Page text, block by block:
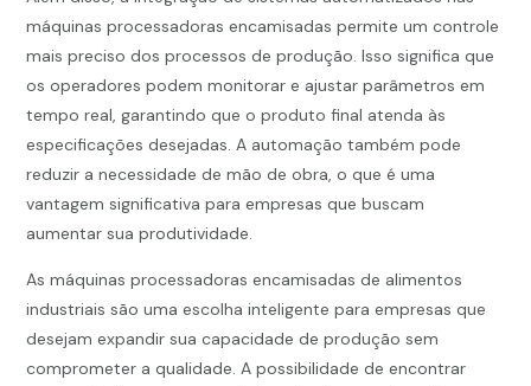
máquinas processadoras encamisadas permite um controle
mais preciso dos processos de produção. Isso significa que
os operadores podem monitorar e ajustar parâmetros em
tempo real, garantindo que o produto final atenda às
especificações desejadas. A automação também pode
reduzir a necessidade de mão de obra, o que é uma
vantagem significativa para empresas que buscam
aumentar sua produtividade.
As máquinas processadoras encamisadas de alimentos
industriais são uma escolha inteligente para empresas que
desejam expandir sua capacidade de produção sem
comprometer a qualidade. A possibilidade de encontrar